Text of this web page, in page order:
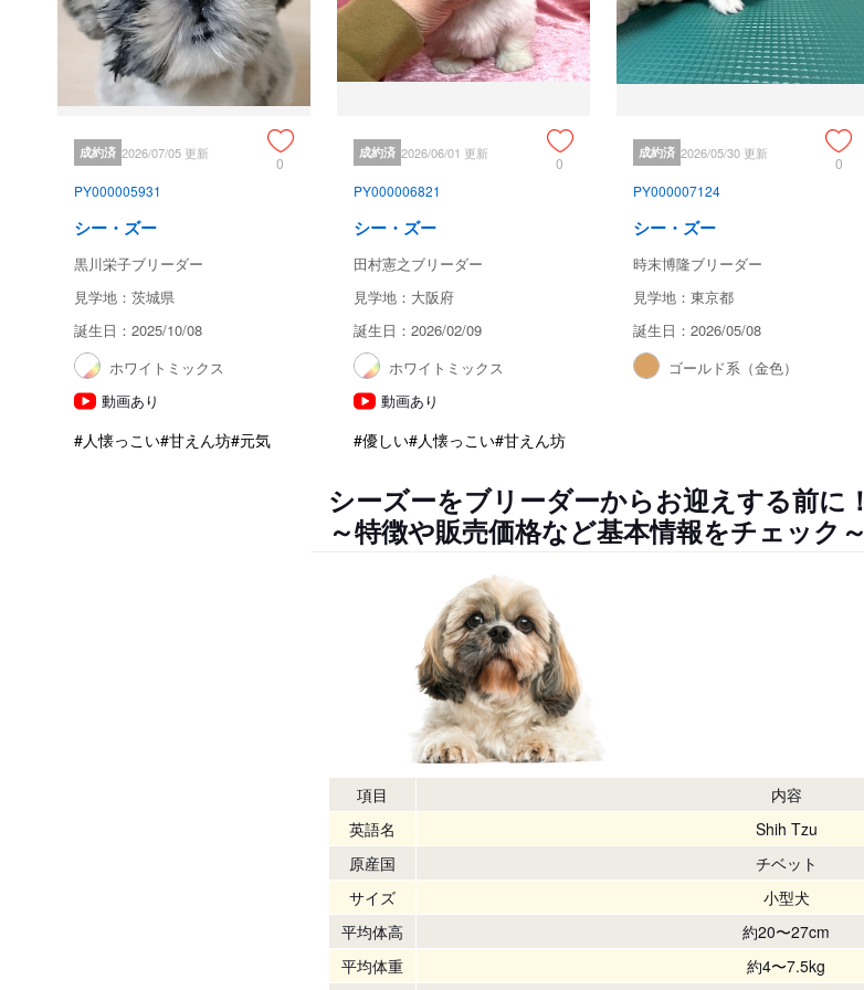
成約済 2026/07/05 更新
0
PY000005931
シー・ズー
黒川栄子ブリーダー
見学地：茨城県
誕生日：2025/10/08
ホワイトミックス
動画あり
#人懐っこい#甘えん坊#元気
成約済 2026/06/01 更新
0
PY000006821
シー・ズー
田村憲之ブリーダー
見学地：大阪府
誕生日：2026/02/09
ホワイトミックス
動画あり
#優しい#人懐っこい#甘えん坊
成約済 2026/05/30 更新
0
PY000007124
シー・ズー
時末博隆ブリーダー
見学地：東京都
誕生日：2026/05/08
ゴールド系（金色）
シーズーをブリーダーからお迎えする前に！
～特徴や販売価格など基本情報をチェック～
項目
内容
英語名
Shih Tzu
原産国
チベット
サイズ
小型犬
平均体高
約20〜27cm
平均体重
約4〜7.5kg